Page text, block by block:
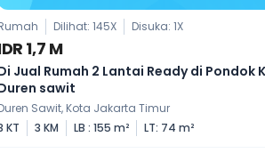
Dilihat: 145X Disuka:1X
1,7 M
Jual Rumah 2 Lantai Ready di Pondok
sawit
Sawit, Kota Jakarta Timur
KT
3 KM LB : 155 m² LT: 74 m²